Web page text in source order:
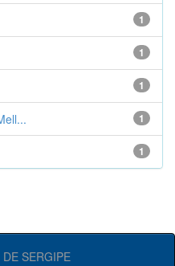
1
1
1
1
1
SERGIPE